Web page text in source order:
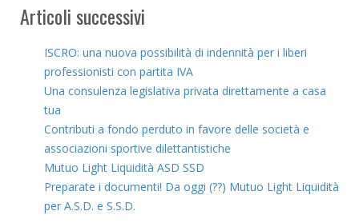
Articoli successivi
ISCRO: una nuova possibilità di indennità per i liberi
professionisti con partita IVA
Una consulenza legislativa privata direttamente a casa
tua
Contributi a fondo perduto in favore delle società e
associazioni sportive dilettantistiche
Mutuo Light Liquidità ASD SSD
Preparate i documenti! Da oggi (??) Mutuo Light Liquidità
per A.S.D. e S.S.D.